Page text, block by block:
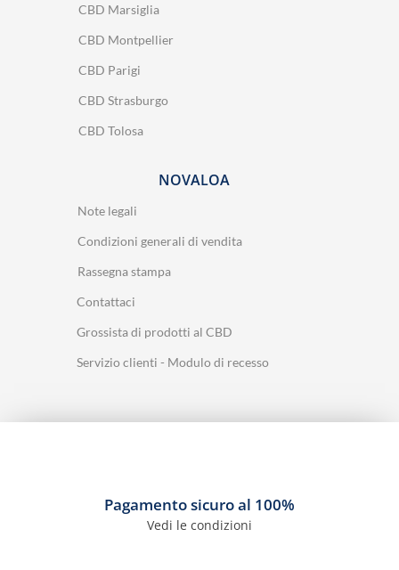
CBD Marsiglia
CBD Montpellier
CBD Parigi
CBD Strasburgo
CBD Tolosa
NOVALOA
Note legali
Condizioni generali di vendita
Rassegna stampa
Contattaci
Grossista di prodotti al CBD
Servizio clienti - Modulo di recesso
Pagamento sicuro al 100%
Vedi le condizioni